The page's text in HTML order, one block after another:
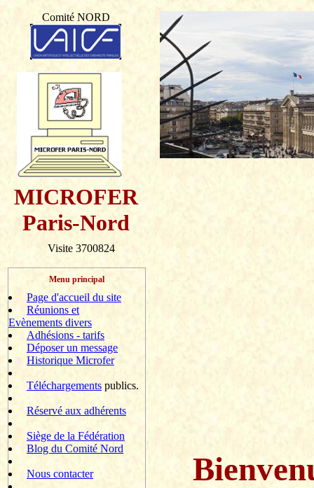
Comité NORD
MICROFER
Paris-Nord
Visite 3700824
Menu principal
Page d'accueil du site
Réunions et
Evènements divers
Adhésions - tarifs
Déposer un message
Historique Microfer
Téléchargements publics.
Réservé aux adhérents
Siège de la Fédération
Blog du Comité Nord
Nous contacter